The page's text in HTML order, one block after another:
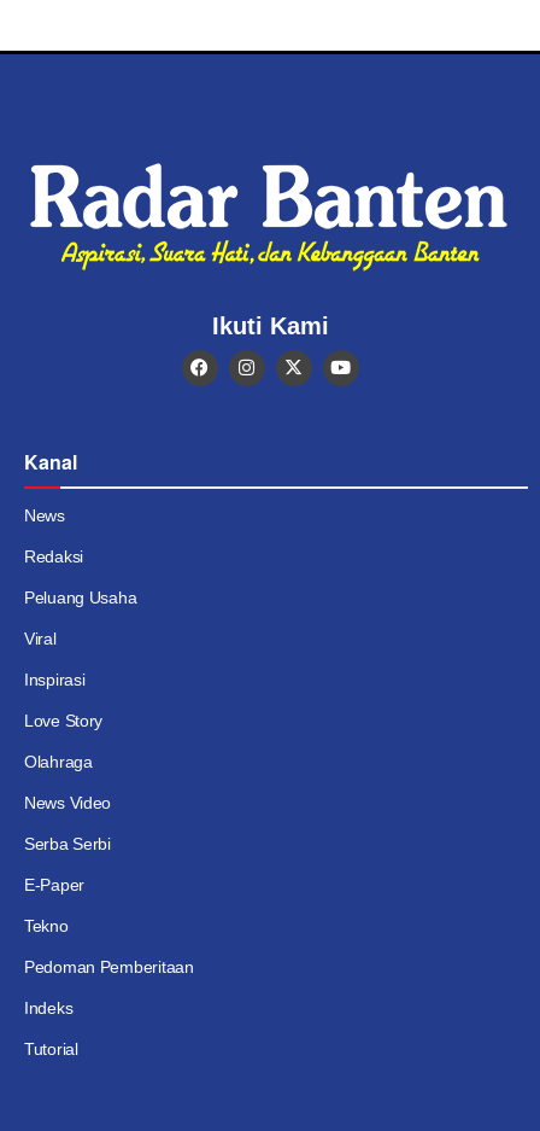
Ikuti Kami
Kanal
News
Redaksi
Peluang Usaha
Viral
Inspirasi
Love Story
Olahraga
News Video
Serba Serbi
E-Paper
Tekno
Pedoman Pemberitaan
Indeks
Tutorial